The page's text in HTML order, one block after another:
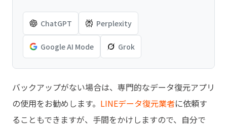
ChatGPT Perplexity
Google AI Mode Grok
バックアップがない場合は、専門的なデータ復元アプリ
の使用をお勧めします。 LINEデータ復元業者に依頼す
ることもできますが、手間をかけしますので、自分で